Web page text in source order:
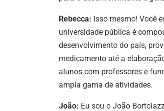
Rebecca: Isso mesmo! Você
universidade pública é
desenvolvimento do país,
medicamento até a
alunos com professores e
ampla gama de atividades.
João: Eu sou o João